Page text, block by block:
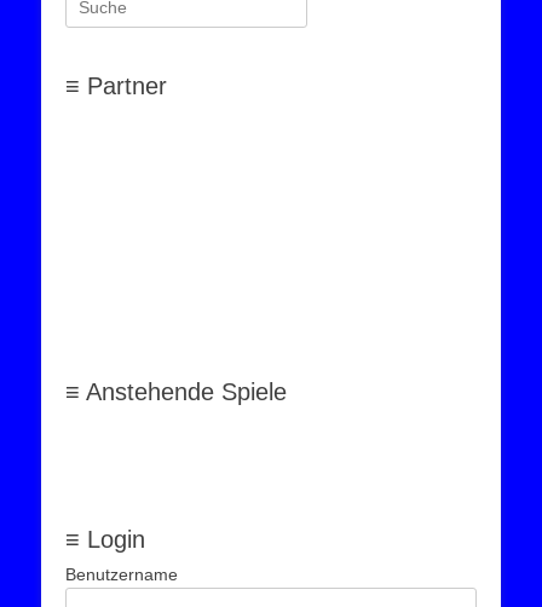
nach:
≡ Partner
≡ Anstehende Spiele
≡ Login
Benutzername